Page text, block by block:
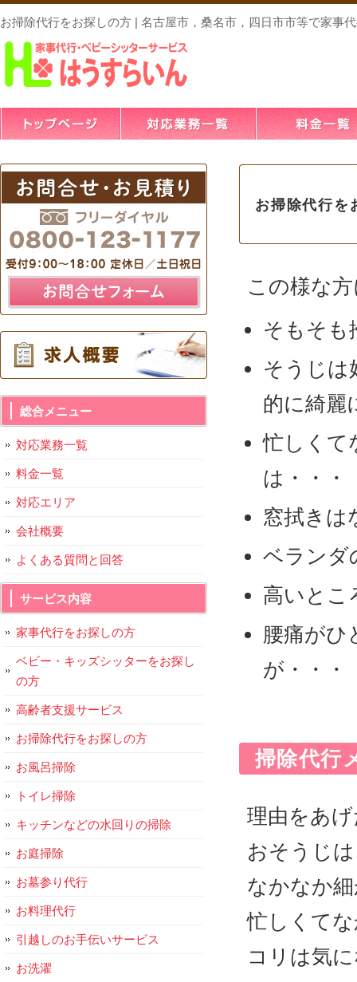
お掃除代行をお探しの方 | 名古屋市，桑名市，四日市市等で家事
お掃除代行を
この様な
そもそも
そうじは
的に綺麗
忙しくて
は・・・
窓拭きは
ベランダ
高いとこ
腰痛がひ
が・・・
掃除代行
理由をあ
おそうじ
なかなか
忙しくて
コリは気
総合メニュー
対応業務一覧
料金一覧
対応エリア
会社概要
よくある質問と回答
サービス内容
家事代行をお探しの方
ベビー・キッズシッターをお探し
の方
高齢者支援サービス
お掃除代行をお探しの方
お風呂掃除
トイレ掃除
キッチンなどの水回りの掃除
お庭掃除
お墓参り代行
お料理代行
引越しのお手伝いサービス
お洗濯